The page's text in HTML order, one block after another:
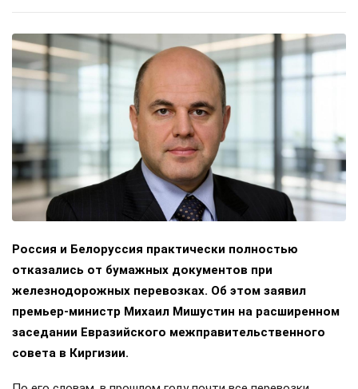
Россия и Белоруссия практически полностью
отказались от бумажных документов при
железнодорожных перевозках. Об этом заявил
премьер-министр Михаил Мишустин на расширенном
заседании Евразийского межправительственного
совета в Киргизии.